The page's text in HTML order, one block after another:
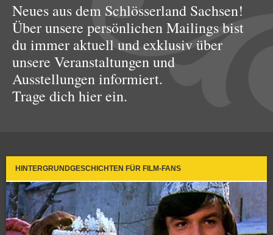
Neues aus dem Schlösserland Sachsen!
Über unsere persönlichen Mailings bist
du immer aktuell und exklusiv über
unsere Veranstaltungen und
Ausstellungen informiert.
Trage dich hier ein.
HINTERGRUNDGESCHICHTEN FÜR FILM-FANS